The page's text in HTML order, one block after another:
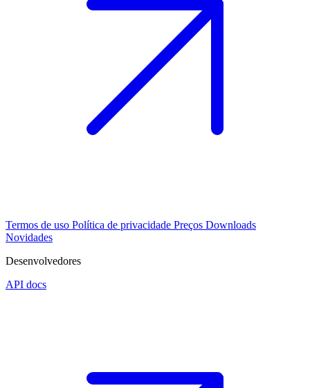
Termos de uso Política de privacidade Preços Downloads
Novidades
Desenvolvedores
API docs